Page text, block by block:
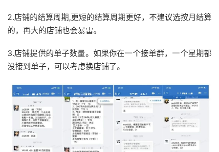
2.店铺的结算周期,更短的结算周期更好，不建议选按月结算
的，再大的店铺也会暴雷。
3.店铺提供的单子数量。如果你在一个接单群，一个星期都
没接到单子，可以考虑换店铺了。